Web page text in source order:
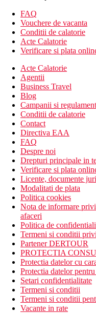
Descrierea hotelului
Hotelul dispune de:
bar langa piscina
piscina
depozit)
parcare
Wifi gratuit
Descrierea plajei
sezlonguri si
Activitati sportive
plaja
Masa
All Inclusive:
Restaurant
12.30-14.30
La micul dejun
cina bauturi
Bar langa
alcoolice (toate
gustari usoare.
Categoria oficiala
4 stele
FAQ
Vouchere de vacanta
Conditii de calatorie
Acte Calatorie
Verificare si plata
Acte Calatorie
Agentii
Business Travel
Blog
Campanii si
Conditii de calatorie
Contact
Directiva EAA
FAQ
Despre noi
Drepturi principale in
Verificare si plata
Licente, documente
Modalitati de plata
Politica cookies
Nota de informare
afaceri
Politica de
Termeni si conditii
Partener DERTOUR
PROTECTIA
Protectia datelor cu
Protectia datelor
Setari confidentialitate
Termeni si conditii
Termeni si conditii
Vacante in rate